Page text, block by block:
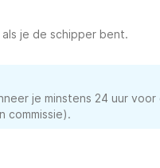
je de schipper bent.
je minstens 24 uur
commissie).